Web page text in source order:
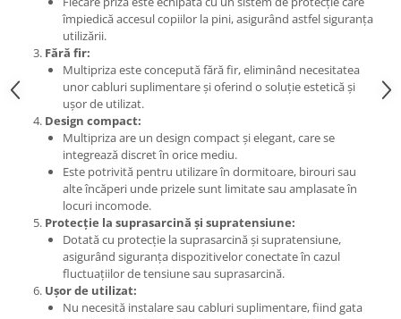
Separatoare de sarcina
Stabilizatoare
Transformatoare
SIGURANTE AUTOMATE
Sigurante automate
CORPURI SI SURSE DE ILUMINAT
Corpuri iluminat exterior
Corpuri iluminat interior
Proiectoare
împiedică accesul copiilor la pini, asigurând astfel siguranța
utilizării.
Fără fir:
Multipriza este concepută fără fir, eliminând necesitatea
unor cabluri suplimentare și oferind o soluție estetică și
ușor de utilizat.
Design compact:
Multipriza are un design compact și elegant, care se
integrează discret în orice mediu.
Este potrivită pentru utilizare în dormitoare, birouri sau
alte încăperi unde prizele sunt limitate sau amplasate în
locuri incomode.
Protecție la suprasarcină și supratensiune:
Dotată cu protecție la suprasarcină și supratensiune,
asigurând siguranța dispozitivelor conectate în cazul
fluctuațiilor de tensiune sau suprasarcină.
Ușor de utilizat:
Nu necesită instalare sau cabluri suplimentare, fiind gata